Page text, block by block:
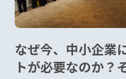
なぜ今、中小企業
トが必要なのか？